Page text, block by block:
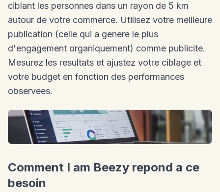
ciblant les personnes dans un rayon de 5 km
autour de votre commerce. Utilisez votre meilleure
publication (celle qui a genere le plus
d'engagement organiquement) comme publicite.
Mesurez les resultats et ajustez votre ciblage et
votre budget en fonction des performances
observees.
Comment I am Beezy repond a ce
besoin